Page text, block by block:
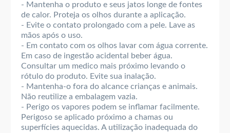
- Mantenha o produto e seus jatos longe de fontes
de calor. Proteja os olhos durante a aplicação.
- Evite o contato prolongado com a pele. Lave as
mãos após o uso.
- Em contato com os olhos lavar com água corrente.
Em caso de ingestão acidental beber água.
Consultar um medico mais próximo levando o
rótulo do produto. Evite sua inalação.
- Mantenha-o fora do alcance crianças e animais.
Não reutilize a embalagem vazia.
- Perigo os vapores podem se inflamar facilmente.
Perigoso se aplicado próximo a chamas ou
superfícies aquecidas. A utilização inadequada do